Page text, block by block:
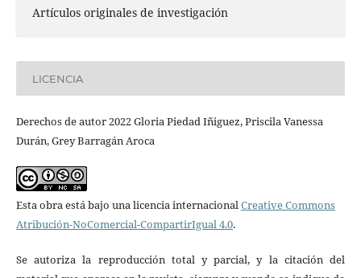
Artículos originales de investigación
LICENCIA
Derechos de autor 2022 Gloria Piedad Iñiguez, Priscila Vanessa
Durán, Grey Barragán Aroca
Esta obra está bajo una licencia internacionalCreative Commons
Atribución-NoComercial-CompartirIgual 4.0.
Se autoriza la reproducción total y parcial, y la citación del